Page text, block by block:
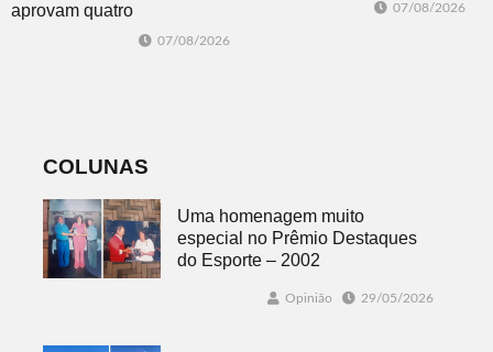
aprovam quatro
07/08/2026
07/08/2026
COLUNAS
Uma homenagem muito
especial no Prêmio Destaques
do Esporte – 2002
Opinião 29/05/2026